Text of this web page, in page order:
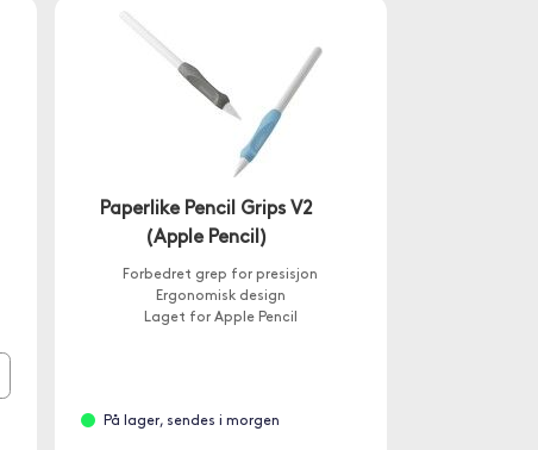
Paperlike Pencil Grips V2
(Apple Pencil)
Forbedret grep for presisjon
Ergonomisk design
Laget for Apple Pencil
På lager, sendes i morgen